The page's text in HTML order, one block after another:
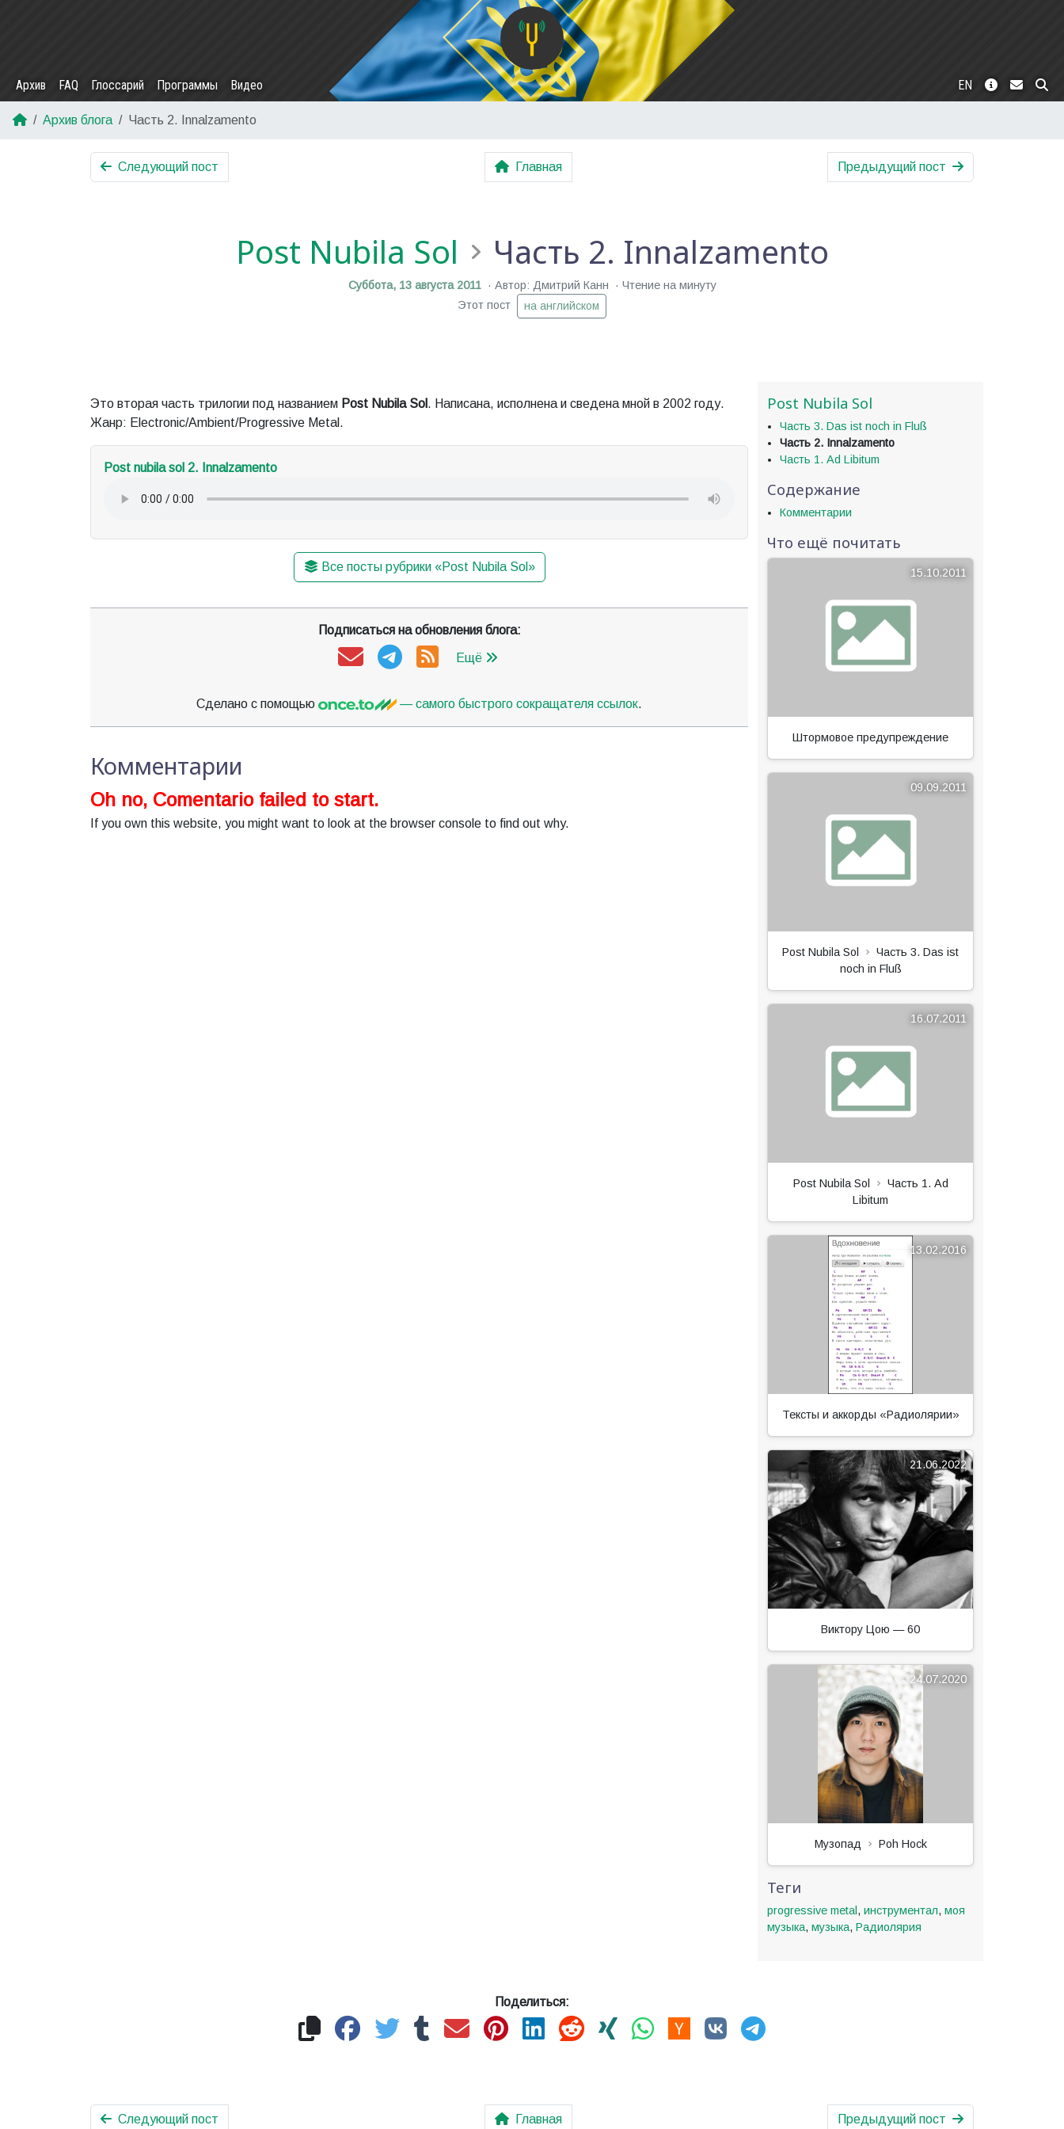
Архив FAQ Глоссарий Программы Видео EN
Архив блога Часть 2. Innalzamento
Следующий пост Главная Предыдущий пост
Post Nubila Sol Часть 2. Innalzamento
Суббота, 13 августа 2011 Автор: Дмитрий Канн
Чтение на минуту
Этот пост
на английском
Это вторая часть трилогии под названием Post Nubila Sol . Написана, исполнена и сведена мной в 2002 году.
Жанр: Electronic/Ambient/Progressive Metal.
Post nubila sol 2. Innalzamento
Все посты рубрики «Post Nubila Sol»
Подписаться на обновления блога:
Ещё
Сделано с помощью — самого быстрого сокращателя ссылок.
Комментарии
Oh no, Comentario failed to start.
If you own this website, you might want to look at the browser console to find out why.
Post Nubila Sol
Часть 3. Das ist noch in Fluß
Часть 2. Innalzamento
Часть 1. Ad Libitum
Содержание
Комментарии
Что ещё почитать
15.10.2011
Штормовое предупреждение
09.09.2011
Post Nubila Sol
Часть 3. Das ist
noch in Fluß
16.07.2011
Post Nubila Sol
Часть 1. Ad
Libitum
13.02.2016
Тексты и аккорды «Радиолярии»
21.06.2022
Виктору Цою — 60
24.07.2020
Музопад Poh Hock
Теги
progressive metal , инструментал, моя
музыка, музыка, Радиолярия
Поделиться:
Следующий пост Главная Предыдущий пост